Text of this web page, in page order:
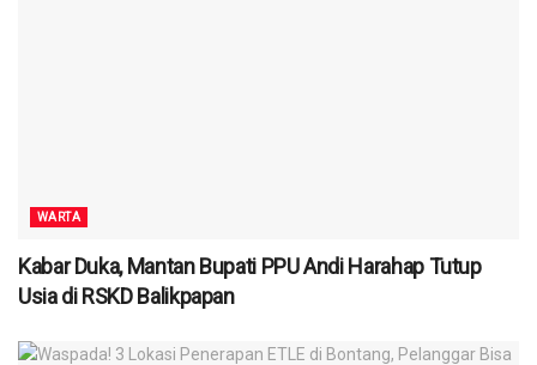
WARTA
Kabar Duka, Mantan Bupati PPU Andi Harahap Tutup
Usia di RSKD Balikpapan